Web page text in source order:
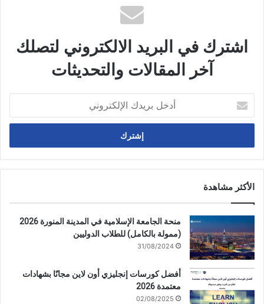
اشترك في البريد الالكتروني لتصلك
آخر المقالات والتحديثات
بريدك
الإلكتروني
الأكثر مشاهدة
منحة الجامعة الإسلامية في المدينة المنورة 2026
(ممولة بالكامل) للطلاب الدوليين
31/08/2024
أفضل كورسات إنجليزي أون لاين مجانًا بشهادات
معتمدة 2026
02/08/2025